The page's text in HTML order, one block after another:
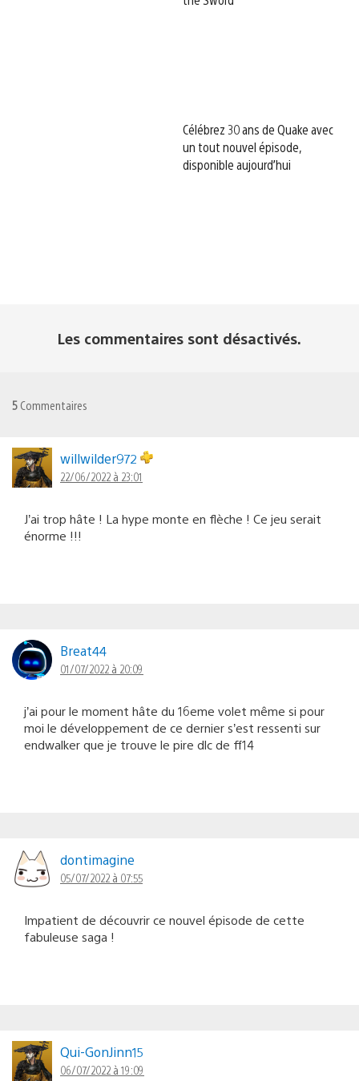
Célébrez 30 ans de Quake avec
un tout nouvel épisode,
disponible aujourd’hui
Les commentaires sont désactivés.
5 Commentaires
willwilder972
22/06/2022 à 23:01
J’ai trop hâte ! La hype monte en flèche ! Ce jeu serait
énorme !!!
Breat44
01/07/2022 à 20:09
j’ai pour le moment hâte du 16eme volet même si pour
moi le développement de ce dernier s’est ressenti sur
endwalker que je trouve le pire dlc de ff14
dontimagine
05/07/2022 à 07:55
Impatient de découvrir ce nouvel épisode de cette
fabuleuse saga !
Qui-GonJinn15
06/07/2022 à 19:09